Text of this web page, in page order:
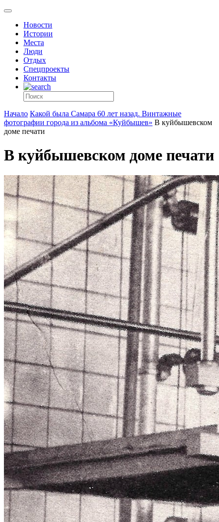
Новости
Истории
Места
Люди
Отдых
Спецпроекты
Контакты
Начало Какой была Самара 60 лет назад. Винтажные
фотографии города из альбома «Куйбышев» В куйбышевском
доме печати
В куйбышевском доме печати